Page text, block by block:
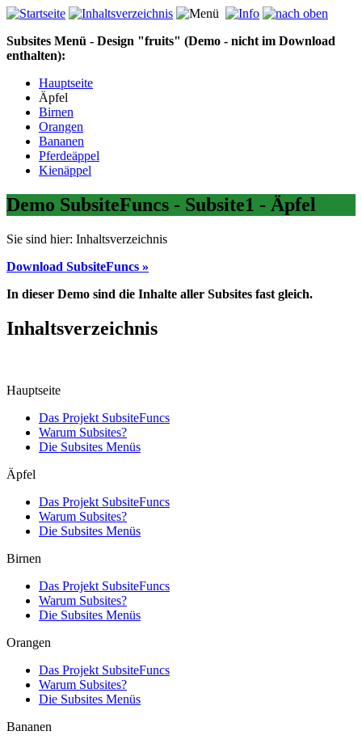
Subsites Menü - Design "fruits" (Demo - nicht im Download
enthalten):
Hauptseite
Äpfel
Birnen
Orangen
Bananen
Pferdeäppel
Kienäppel
Demo SubsiteFuncs - Subsite1 - Äpfel
Sie sind hier: Inhaltsverzeichnis
Download SubsiteFuncs »
In dieser Demo sind die Inhalte aller Subsites fast gleich.
Inhaltsverzeichnis
Hauptseite
Das Projekt SubsiteFuncs
Warum Subsites?
Die Subsites Menüs
Äpfel
Das Projekt SubsiteFuncs
Warum Subsites?
Die Subsites Menüs
Birnen
Das Projekt SubsiteFuncs
Warum Subsites?
Die Subsites Menüs
Orangen
Das Projekt SubsiteFuncs
Warum Subsites?
Die Subsites Menüs
Bananen